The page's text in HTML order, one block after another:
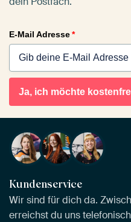
E-Mail Adresse*
Ja, ich möchte
Kundenservice
Wir sind für dich da.
erreichst du uns